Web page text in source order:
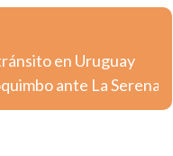
en Uruguay
ante La Serena